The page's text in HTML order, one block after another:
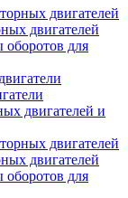
двигателей
двигателей
оборотов для
двигателей и
двигателей
двигателей
оборотов для